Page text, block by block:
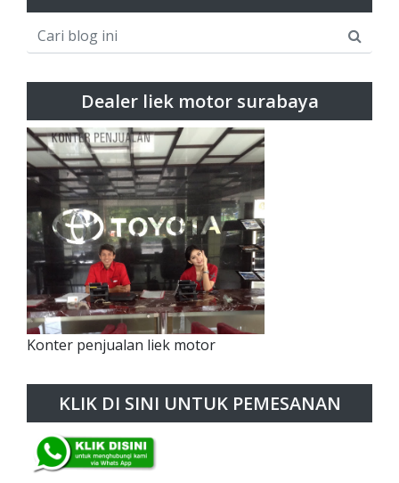
Dealer liek motor surabaya
Konter penjualan liek motor
KLIK DI SINI UNTUK PEMESANAN